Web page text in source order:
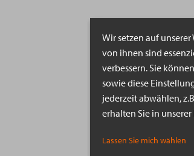
Wir setzen auf
von ihnen sind
verbessern. Sie
sowie diese
jederzeit abwählen,
erhalten Sie in
Lassen Sie mich wählen